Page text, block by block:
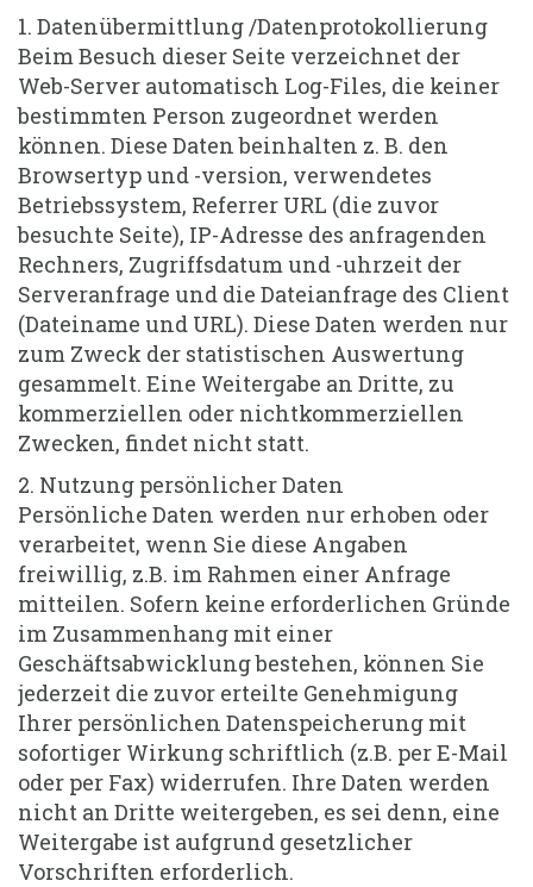
1. Datenübermittlung /Datenprotokollierung
Beim Besuch dieser Seite verzeichnet der
Web-Server automatisch Log-Files, die keiner
bestimmten Person zugeordnet werden
können. Diese Daten beinhalten z. B. den
Browsertyp und -version, verwendetes
Betriebssystem, Referrer URL (die zuvor
besuchte Seite), IP-Adresse des anfragenden
Rechners, Zugriffsdatum und -uhrzeit der
Serveranfrage und die Dateianfrage des Client
(Dateiname und URL). Diese Daten werden nur
zum Zweck der statistischen Auswertung
gesammelt. Eine Weitergabe an Dritte, zu
kommerziellen oder nichtkommerziellen
Zwecken, findet nicht statt.
2. Nutzung persönlicher Daten
Persönliche Daten werden nur erhoben oder
verarbeitet, wenn Sie diese Angaben
freiwillig, z.B. im Rahmen einer Anfrage
mitteilen. Sofern keine erforderlichen Gründe
im Zusammenhang mit einer
Geschäftsabwicklung bestehen, können Sie
jederzeit die zuvor erteilte Genehmigung
Ihrer persönlichen Datenspeicherung mit
sofortiger Wirkung schriftlich (z.B. per E-Mail
oder per Fax) widerrufen. Ihre Daten werden
nicht an Dritte weitergeben, es sei denn, eine
Weitergabe ist aufgrund gesetzlicher
Vorschriften erforderlich.